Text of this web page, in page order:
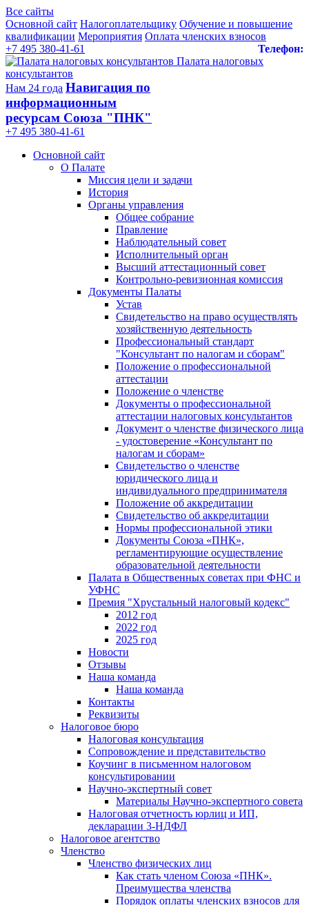
Все сайты
Основной сайт Налогоплательщику Обучение и повышение
квалификации Мероприятия Оплата членских взносов
Телефон:
+7 495 380-41-61
Палата налоговых
консультантов
Нам 24 года Навигация по
информационным
ресурсам Союза "ПНК"
+7 495 380‑41‑61
Основной сайт
О Палате
Миссия цели и задачи
История
Органы управления
Общее собрание
Правление
Наблюдательный совет
Исполнительный орган
Высший аттестационный совет
Контрольно-ревизионная комиссия
Документы Палаты
Устав
Свидетельство на право осуществлять
хозяйственную деятельность
Профессиональный стандарт
"Консультант по налогам и сборам"
Положение о профессиональной
аттестации
Положение о членстве
Документы о профессиональной
аттестации налоговых консультантов
Документ о членстве физического лица
- удостоверение «Консультант по
налогам и сборам»
Свидетельство о членстве
юридического лица и
индивидуального предпринимателя
Положение об аккредитации
Свидетельство об аккредитации
Нормы профессиональной этики
Документы Союза «ПНК»,
регламентирующие осуществление
образовательной деятельности
Палата в Общественных советах при ФНС и
УФНС
Премия "Хрустальный налоговый кодекс"
2012 год
2022 год
2025 год
Новости
Отзывы
Наша команда
Наша команда
Контакты
Реквизиты
Налоговое бюро
Налоговая консультация
Cопровождение и представительство
Коучинг в письменном налоговом
консультировании
Научно-экспертный совет
Материалы Научно-экспертного совета
Налоговая отчетность юрлиц и ИП,
декларации 3-НДФЛ
Налоговое агентство
Членство
Членство физических лиц
Как стать членом Союза «ПНК».
Преимущества членства
Порядок оплаты членских взносов для